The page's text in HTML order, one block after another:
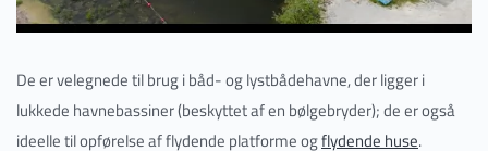
De er velegnede til brug i båd- og lystbådehavne, der ligger i
lukkede havnebassiner (beskyttet af en bølgebryder); de er også
ideelle til opførelse af flydende platforme ogflydende huse.